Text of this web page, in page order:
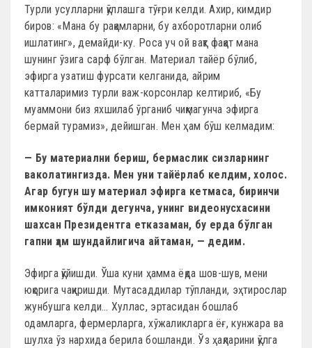
Турли усулларни қўллашга тўғри келди. Ахир, кимдир
биров: «Мана бу рақамларни, бу ахборотларни олиб
ишлатинг», демайди-ку. Роса уч ой вақт фақат мана
шунинг ўзига сарф бўлган. Материал тайёр бўлиб,
эфирга узатиш фурсати келганида, айрим
катталаримиз турли важ-корсонлар келтириб, «Бу
муам­мони биз яхшилаб ўрганиб чиқмагунча эфирга
бермай турамиз», дейишган. Мен ҳам бўш келмадим:
— Бу материални бериш, бермаслик сизларнинг
ваколатингизда. Мен уни тайёрлаб келдим, холос.
Агар бугун шу материал эфирга кетмаса, биринчи
имконият бўлди дегунча, унинг видеонусхасини
шахсан Президентга етказаман, бу ерда бўлган
гапни ҳам шундайлигича айтаман, — дедим.
Эфирга қўйишди. Ўша куни ҳамма ёқда шов-шув, мени
юқорига чақиришди. Мутасаддилар тўпланди, эҳтирослар
жунбушга келди… Хуллас, эртасидан бошлаб
одамларга, фермерларга, хўжаликларга ёғ, кунжара ва
шулха ўз нархида берила бошланди. Ўз ҳақларини қўлга